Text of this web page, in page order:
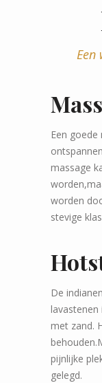
Een
Een
massage
worden
stevige
De
lavastenen
met zand.
pijnlijke
gelegd.